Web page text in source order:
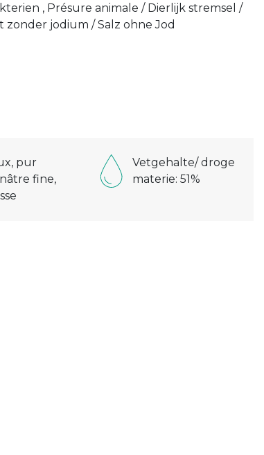
, Présure animale / Dierlijk stremsel /
zonder jodium / Salz ohne Jod
pur
fine,
Vetgehalte/ droge
materie: 51%